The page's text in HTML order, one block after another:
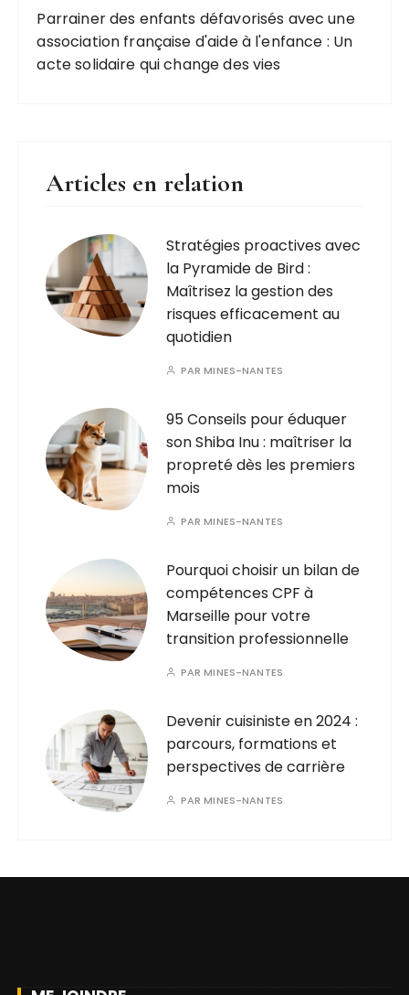
Parrainer des enfants défavorisés avec une
association française d'aide à l'enfance : Un
acte solidaire qui change des vies
Articles en relation
Stratégies proactives avec
la Pyramide de Bird :
Maîtrisez la gestion des
risques efficacement au
quotidien
PARMINES-NANTES
95 Conseils pour éduquer
son Shiba Inu : maîtriser la
propreté dès les premiers
mois
PARMINES-NANTES
Pourquoi choisir un bilan de
compétences CPF à
Marseille pour votre
transition professionnelle
PARMINES-NANTES
Devenir cuisiniste en 2024 :
parcours, formations et
perspectives de carrière
PARMINES-NANTES